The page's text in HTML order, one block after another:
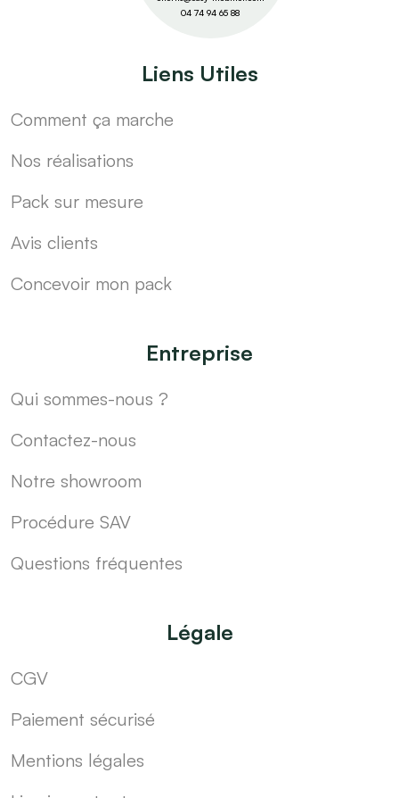
04 74 94 65 88
Liens Utiles
Comment ça marche
Nos réalisations
Pack sur mesure
Avis clients
Concevoir mon pack
Entreprise
Qui sommes-nous ?
Contactez-nous
Notre showroom
Procédure SAV
Questions fréquentes
Légale
CGV
Paiement sécurisé
Mentions légales